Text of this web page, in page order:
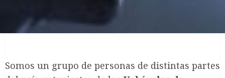
Somos un grupo de personas de distintas partes